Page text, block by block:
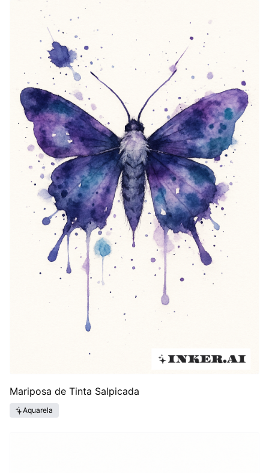
Mariposa de Tinta Salpicada
Aquarela